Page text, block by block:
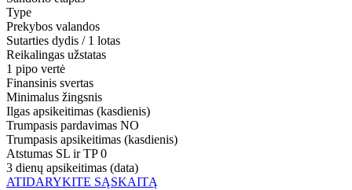
Type
Prekybos valandos
Sutarties dydis / 1 lotas
Reikalingas užstatas
1 pipo vertė
Finansinis svertas
Minimalus žingsnis
Ilgas apsikeitimas (kasdienis)
Trumpasis pardavimas NO
Trumpasis apsikeitimas (kasdienis)
Atstumas SL ir TP 0
3 dienų apsikeitimas (data)
ATIDARYKITE SĄSKAITĄ